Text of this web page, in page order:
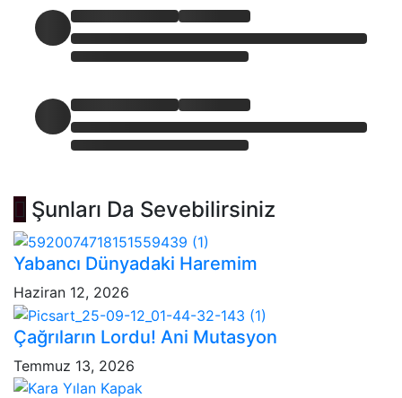
Şunları Da Sevebilirsiniz
Yabancı Dünyadaki Haremim
Haziran 12, 2026
Çağrıların Lordu! Ani Mutasyon
Temmuz 13, 2026